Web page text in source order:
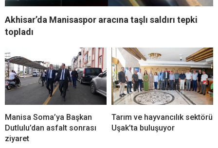
Akhisar’da Manisaspor aracına taşlı saldırı tepki
topladı
Manisa Soma’ya Başkan
Dutlulu’dan asfalt sonrası
ziyaret
Tarım ve hayvancılık sektörü
Uşak’ta buluşuyor